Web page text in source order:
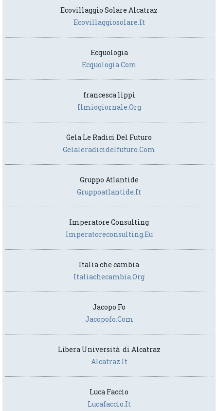
Ecovillaggio Solare Alcatraz
Ecovillaggiosolare.it
Ecquologia
Ecquologia.com
francesca lippi
Ilmiogiornale.org
Gela Le Radici Del Futuro
Gelaleradicidelfuturo.com
Gruppo Atlantide
Gruppoatlantide.it
Imperatore Consulting
Imperatoreconsulting.eu
Italia che cambia
Italiachecambia.org
Jacopo Fo
Jacopofo.com
Libera Università di Alcatraz
Alcatraz.it
Luca Faccio
Lucafaccio.it